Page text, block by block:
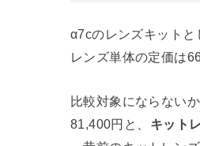
α7cのレンズキットと
レンズ単体の定価は
比較対象にならない
81,400円と、 キット